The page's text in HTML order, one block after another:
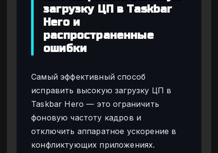
загрузку ЦП в Taskbar
Hero и
распространенные
ошибки
Самый эффективный способ
исправить высокую загрузку ЦП в
Taskbar Hero — это ограничить
фоновую частоту кадров и
отключить аппаратное ускорение в
конфликтующих приложениях.